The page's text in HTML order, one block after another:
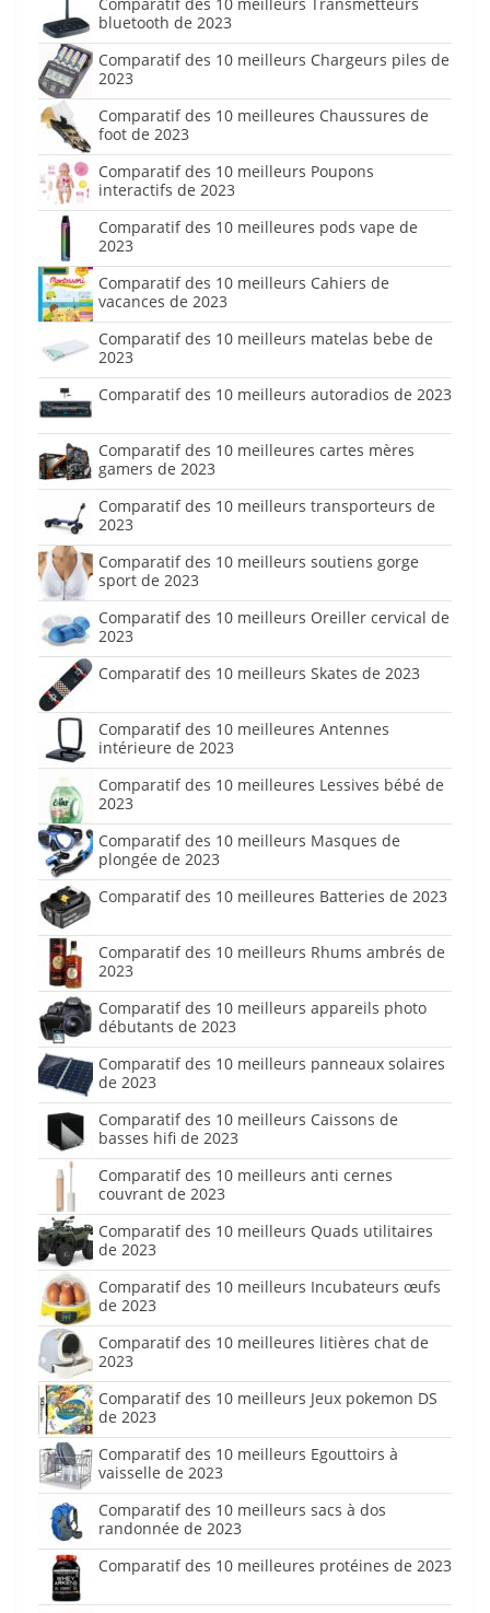
bluetooth de 2023
Comparatif des 10 meilleurs Chargeurs piles de
2023
Comparatif des 10 meilleures Chaussures de
foot de 2023
Comparatif des 10 meilleurs Poupons
interactifs de 2023
Comparatif des 10 meilleures pods vape de
2023
Comparatif des 10 meilleurs Cahiers de
vacances de 2023
Comparatif des 10 meilleurs matelas bebe de
2023
Comparatif des 10 meilleurs autoradios de 2023
Comparatif des 10 meilleures cartes mères
gamers de 2023
Comparatif des 10 meilleurs transporteurs de
2023
Comparatif des 10 meilleurs soutiens gorge
sport de 2023
Comparatif des 10 meilleurs Oreiller cervical de
2023
Comparatif des 10 meilleurs Skates de 2023
Comparatif des 10 meilleures Antennes
intérieure de 2023
Comparatif des 10 meilleures Lessives bébé de
2023
Comparatif des 10 meilleurs Masques de
plongée de 2023
Comparatif des 10 meilleures Batteries de 2023
Comparatif des 10 meilleurs Rhums ambrés de
2023
Comparatif des 10 meilleurs appareils photo
débutants de 2023
Comparatif des 10 meilleurs panneaux solaires
de 2023
Comparatif des 10 meilleurs Caissons de
basses hifi de 2023
Comparatif des 10 meilleurs anti cernes
couvrant de 2023
Comparatif des 10 meilleurs Quads utilitaires
de 2023
Comparatif des 10 meilleurs Incubateurs œufs
de 2023
Comparatif des 10 meilleures litières chat de
2023
Comparatif des 10 meilleurs Jeux pokemon DS
de 2023
Comparatif des 10 meilleurs Egouttoirs à
vaisselle de 2023
Comparatif des 10 meilleurs sacs à dos
randonnée de 2023
Comparatif des 10 meilleures protéines de 2023